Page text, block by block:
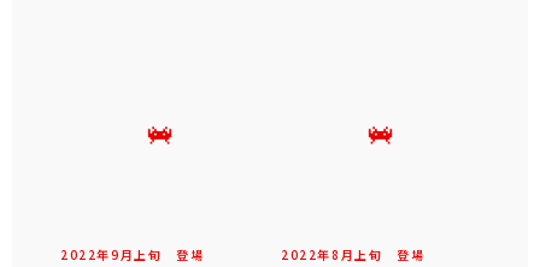
2022年9 月 上旬 登場 2022年8 月 上旬 登場